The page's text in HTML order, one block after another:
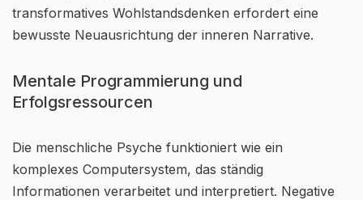
transformatives Wohlstandsdenken erfordert eine
bewusste Neuausrichtung der inneren Narrative.
Mentale Programmierung und
Erfolgsressourcen
Die menschliche Psyche funktioniert wie ein
komplexes Computersystem, das ständig
Informationen verarbeitet und interpretiert. Negative